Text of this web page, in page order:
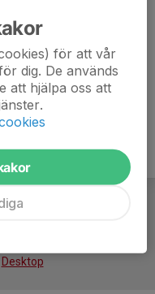
Desktop
för att vår
dig. De används
att hjälpa oss att